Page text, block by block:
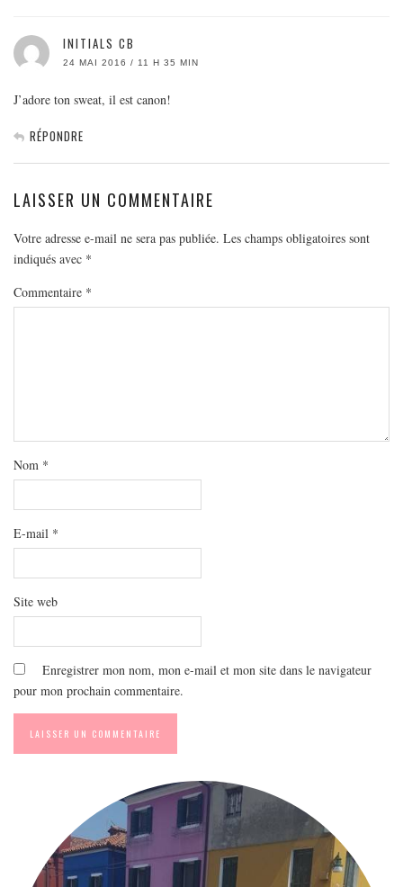
INITIALS CB
24 MAI 2016 / 11 H 35 MIN
J’adore ton sweat, il est canon!
RÉPONDRE
LAISSER UN COMMENTAIRE
Votre adresse e-mail ne sera pas publiée. Les champs obligatoires sont
indiqués avec *
Commentaire *
Nom *
E-mail *
Site web
Enregistrer mon nom, mon e-mail et mon site dans le navigateur
pour mon prochain commentaire.